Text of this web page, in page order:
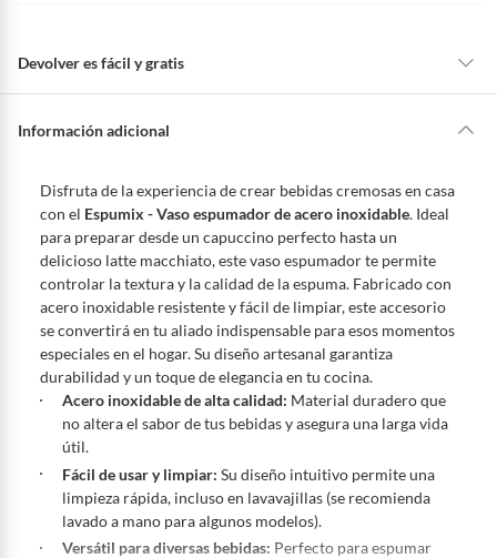
Devolver es fácil y gratis
en todo momento. Por eso, como clientes cuentas con garantías y
De conformidad con lo establecido en el artículo 47 de la Ley 1480 de
2011 en armonía con el artículo 3 de la Ley 2439 de 2024, el término
para que el cliente ejerza su derecho de retracto será de cinco (5) días
hábiles contados a partir de la recepción del producto, adicional el
producto deberá estar en las mismas condiciones de la entrega; esto es,
en su caja original, con los sellos y sin uso.
Tienes 30 días calendario
desde que recibes el producto para
pedir su devolución. Ten en cuenta que hay productos de ciertas
categorías no se pueden devolver si cambias de opinión:
Ten en cuenta que hay productos de ciertas categorías no se
pueden devolver si cambias de opinión:
personal, alimentos, bebidas, suplementos, medicamentos,
vitaminas, intangibles, licencias, eléctricos, electrodomésticos,
electrónicos, tecnología, colchones, muebles y máquinas
Información adicional
Disfruta de la experiencia de crear bebidas cremosas en casa
con el Espumix - Vaso espumador de acero inoxidable. Ideal
para preparar desde un capuccino perfecto hasta un
delicioso latte macchiato, este vaso espumador te permite
controlar la textura y la calidad de la espuma. Fabricado con
acero inoxidable resistente y fácil de limpiar, este accesorio
se convertirá en tu aliado indispensable para esos momentos
especiales en el hogar. Su diseño artesanal garantiza
durabilidad y un toque de elegancia en tu cocina.
Acero inoxidable de alta calidad: Material duradero que
no altera el sabor de tus bebidas y asegura una larga vida
útil.
Fácil de usar y limpiar: Su diseño intuitivo permite una
limpieza rápida, incluso en lavavajillas (se recomienda
lavado a mano para algunos modelos).
Versátil para diversas bebidas: Perfecto para espumar